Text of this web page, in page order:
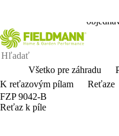
Všetko pre záhradu
K reťazovým pílam
Reťaze
FZP 9042-B
Reťaz k píle